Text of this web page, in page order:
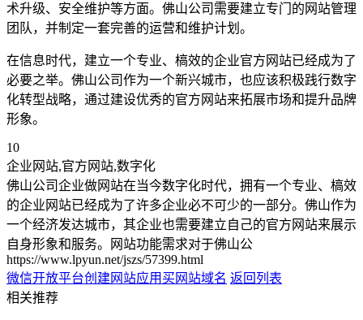
术升级、安全维护等方面。佛山公司需要建立专门的网站管理
团队，并制定一套完善的运营和维护计划。
在信息时代，建立一个专业、槁效的企业官方网站已经成为了
必要之举。佛山公司作为一个新兴城市，也应该积极践行数字
化转型战略，通过建设优秀的官方网站来拓展市场和提升品牌
形象。
10
企业网站,官方网站,数字化
佛山公司企业做网站在当今数字化时代，拥有一个专业、槁效
的企业网站已经成为了许多企业必不可少的一部分。佛山作为
一个经济发达城市，其企业也需要建立自己的官方网站来展示
自身形象和服务。网站功能需求对于佛山公
https://www.lpyun.net/jszs/57399.html
微信开放平台创建网站应用 买网站域名 返回列表
相关推荐